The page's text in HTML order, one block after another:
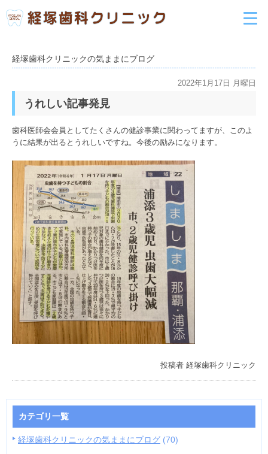
経塚歯科クリニックの気ままにブログ
2022年1月17日 月曜日
うれしい記事発見
歯科医師会会員としてたくさんの健診事業に関わってますが、このよ
うに結果が出るとうれしいですね。今後の励みになります。
投稿者 経塚歯科クリニック
カテゴリ一覧
経塚歯科クリニックの気ままにブログ (70)